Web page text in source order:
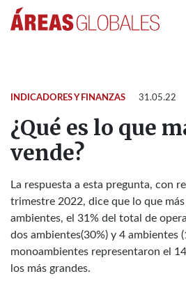
INDICADORES Y FINANZAS 31.05.22
¿Qué es lo que
vende?
La respuesta a esta pregunta, con
trimestre 2022, dice que lo que
ambientes, el 31% del total de
dos ambientes(30%) y 4 ambientes
monoambientes representaron el
los más grandes.